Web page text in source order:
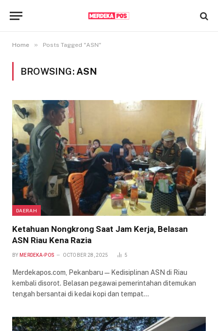
Home » Posts Tagged "ASN"
BROWSING: ASN
DAERAH
Ketahuan Nongkrong Saat Jam Kerja, Belasan
ASN Riau Kena Razia
BY MERDEKA-POS OCTOBER 28, 2025 5
Merdekapos.com, Pekanbaru — Kedisiplinan ASN di Riau
kembali disorot. Belasan pegawai pemerintahan ditemukan
tengah bersantai di kedai kopi dan tempat…